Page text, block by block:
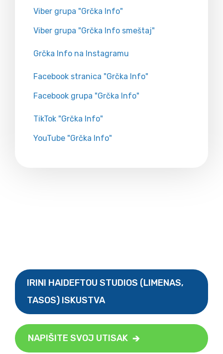
Viber grupa "Grčka Info"
Viber grupa "Grčka Info smeštaj"
Grčka Info na Instagramu
Facebook stranica "Grčka Info"
Facebook grupa "Grčka Info"
TikTok "Grčka Info"
YouTube "Grčka Info"
IRINI HAIDEFTOU STUDIOS (LIMENAS,
TASOS) ISKUSTVA
NAPIŠITE SVOJ UTISAK